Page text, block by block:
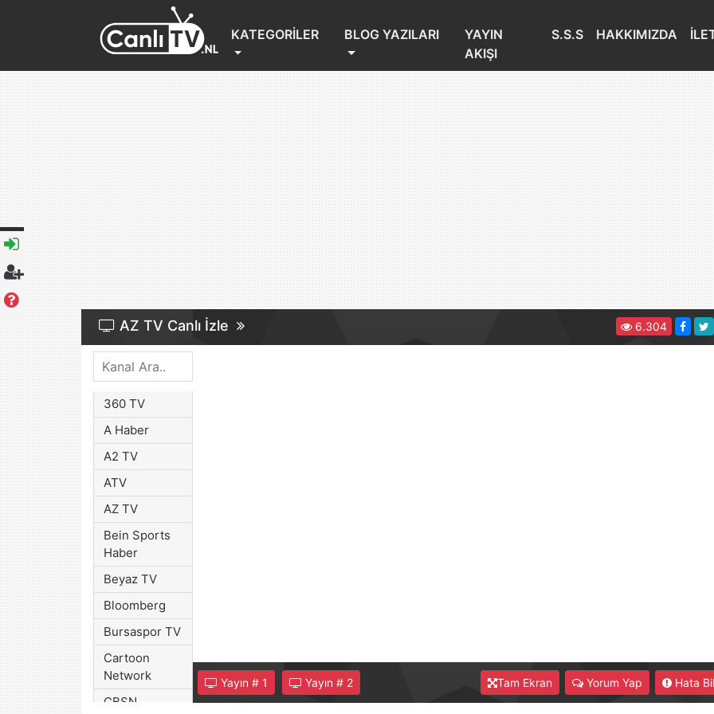
(CURRENT)
KATEGORILER BLOG YAZILARI
YAYIN
AKIŞI
S.S.S HAKKIMIZDA
AZ TV Canlı İzle 6.304
360 TV
A Haber
A2 TV
ATV
AZ TV
Bein Sports
Haber
Beyaz TV
Bloomberg
Bursaspor TV
Cartoon
Network
CBSN
Yayın # 1 Yayın # 2 Tam Ekran Yorum Yap Hata